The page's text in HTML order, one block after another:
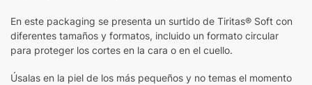
En este packaging se presenta un surtido de Tiritas® Soft con
diferentes tamaños y formatos, incluido un formato circular
para proteger los cortes en la cara o en el cuello.
Úsalas en la piel de los más pequeños y no temas el momento